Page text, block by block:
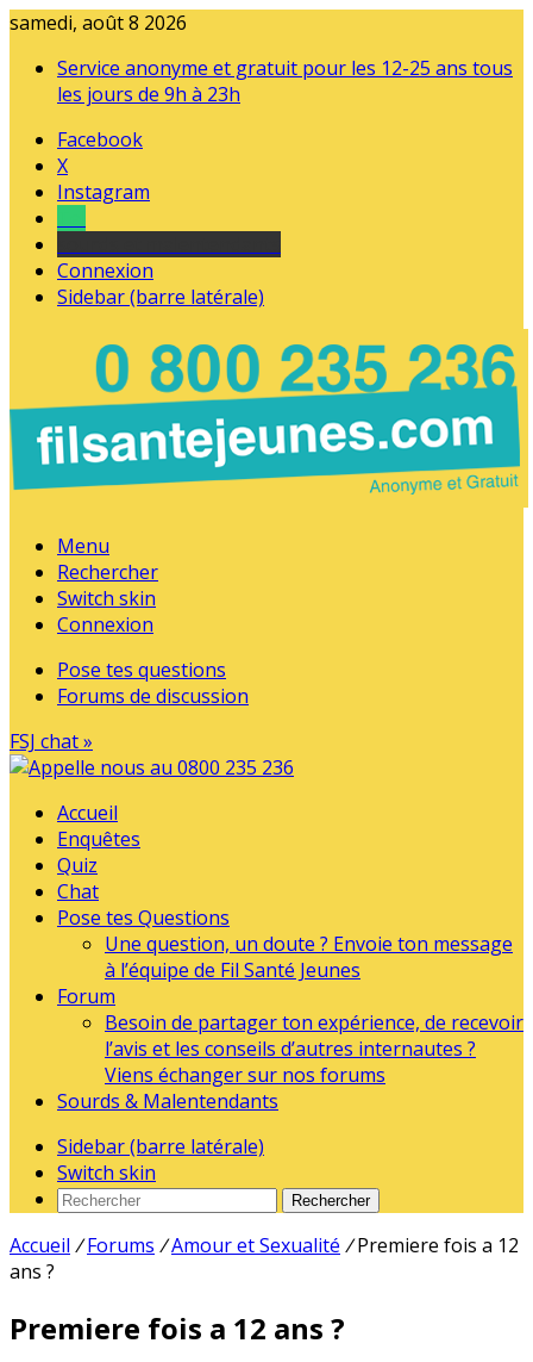
samedi, août 8 2026
Service anonyme et gratuit pour les 12-25 ans tous
les jours de 9h à 23h
Facebook
X
Instagram
Connexion
Sidebar (barre latérale)
Menu
Rechercher
Switch skin
Connexion
Pose tes questions
Forums de discussion
FSJ chat »
Accueil
Enquêtes
Quiz
Chat
Pose tes Questions
Une question, un doute ? Envoie ton message
à l’équipe de Fil Santé Jeunes
Forum
Besoin de partager ton expérience, de recevoir
l’avis et les conseils d’autres internautes ?
Viens échanger sur nos forums
Sourds & Malentendants
Sidebar (barre latérale)
Switch skin
Rechercher
Accueil / Forums /Amour et Sexualité / Premiere fois a 12
ans ?
Premiere fois a 12 ans ?